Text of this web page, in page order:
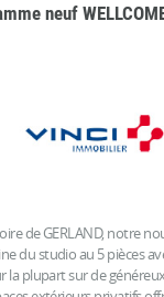
neuf
de GERLAND, notre
du studio au 5 pièces
la plupart sur de